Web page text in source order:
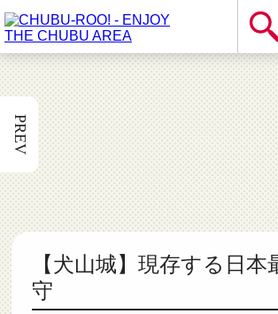
【犬山城】現存する日本
守
PREV